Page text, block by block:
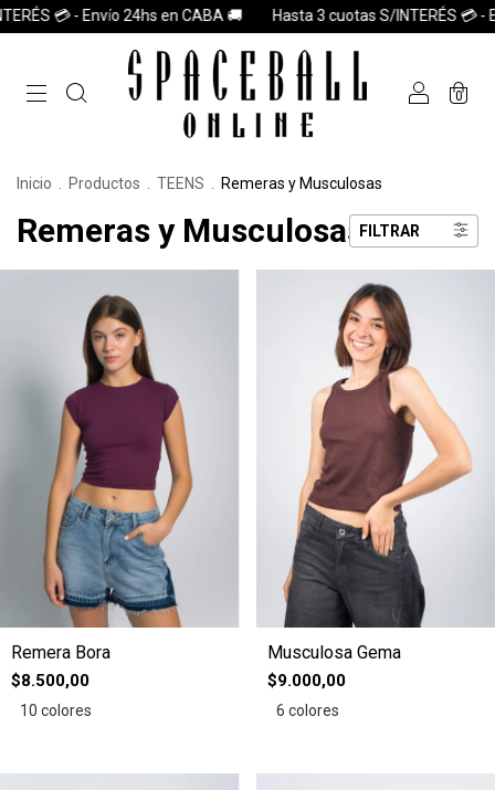
💳 - Envío 24hs en CABA 🚚 Hasta 3 cuotas S/INTERÉS 💳 -
0
Inicio Productos TEENS Remeras y Musculosas
Remeras y MusculosasFILTRAR
Remera Bora
$8.500,00
10 colores
Musculosa Gema
$9.000,00
6 colores